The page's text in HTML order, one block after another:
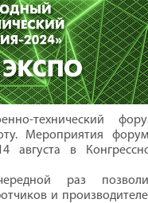
технический
Мероприятия
в
раз
и